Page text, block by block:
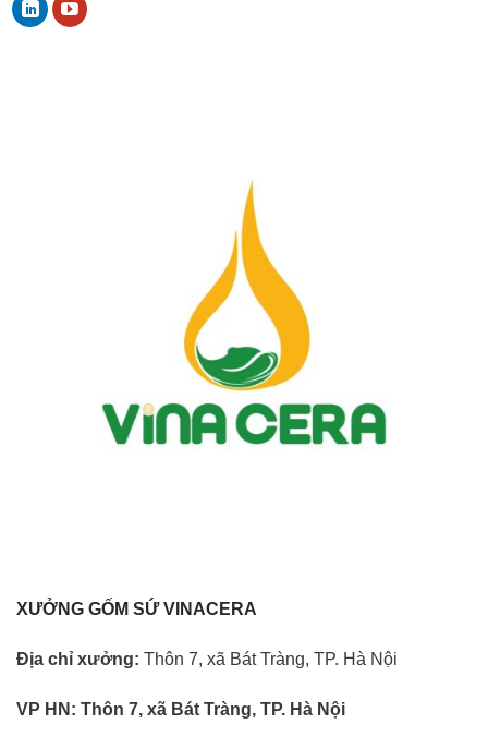
XƯỞNG GỐM SỨ VINACERA
Địa chỉ xưởng: Thôn 7, xã Bát Tràng, TP. Hà Nội
VP HN: Thôn 7, xã Bát Tràng, TP. Hà Nội